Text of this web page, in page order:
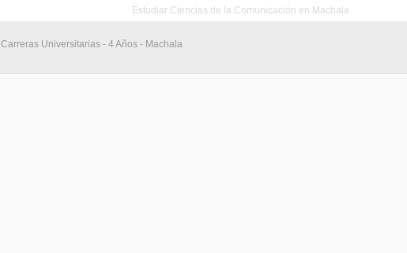
Estudiar Ciencias de la Comunicación en Machala
Carreras Universitarias - 4 Años - Machala